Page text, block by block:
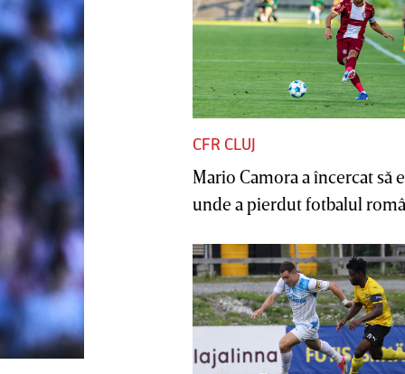
CFR CLUJ
Mario Camora a încercat să
unde a pierdut fotbalul